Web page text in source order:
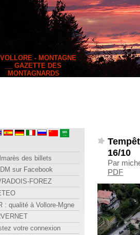
VOLLORE - MONTAGNE
__ GAZETTE DES
MONTAGNARDS
16/10
Par
PDF
des billets
sur Facebook
FOREZ
: qualité à Vollore-Mgne
votre connexion